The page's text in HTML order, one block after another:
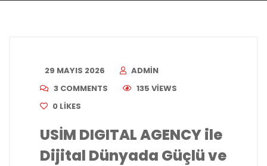
29 MAYIS 2026
ADMIN
3 COMMENTS
135 VIEWS
0 LIKES
USİM DIGITAL AGENCY ile
Dijital Dünyada Güçlü ve